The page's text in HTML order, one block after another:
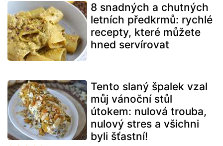
8 snadných a chutných
letních předkrmů: rychlé
recepty, které můžete
hned servírovat
Tento slaný špalek vzal
můj vánoční stůl
útokem: nulová trouba,
nulový stres a všichni
byli šťastní!